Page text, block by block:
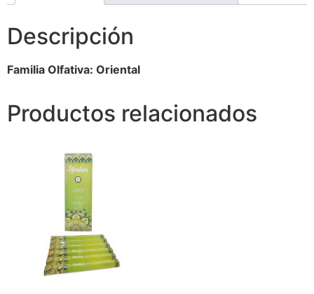
Descripción
Familia Olfativa: Oriental
Productos relacionados